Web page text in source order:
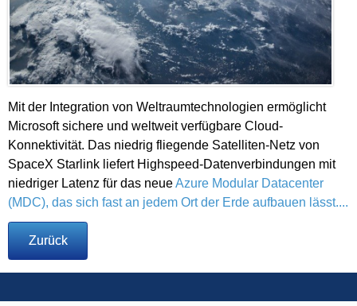
Mit der Integration von Weltraumtechnologien ermöglicht
Microsoft sichere und weltweit verfügbare Cloud-
Konnektivität. Das niedrig fliegende Satelliten-Netz von
SpaceX Starlink liefert Highspeed-Datenverbindungen mit
niedriger Latenz für das neueAzure Modular Datacenter
(MDC), das sich fast an jedem Ort der Erde aufbauen lässt....
Zurück